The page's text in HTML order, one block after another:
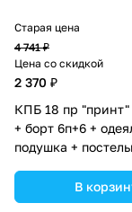
Старая цена
4 741 ₽
Цена со скидкой
2 370 ₽
КПБ 18 пр "принт"
+ борт 6п+6 +
подушка +
(№П207_11) цвета
ассортименте.
В